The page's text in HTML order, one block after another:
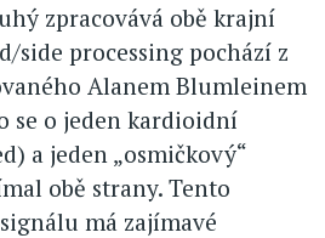
zpracovává obě krajní
side processing pochází z
Alanem Blumleinem
se o jeden kardioidní
a jeden „osmičkový“
obě strany. Tento
má zajímavé